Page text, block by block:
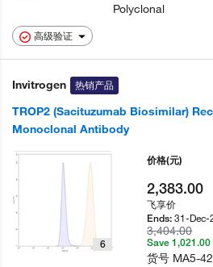
高级验证
Polyclonal
Invitrogen 热销产品
TROP2 (Sacituzumab Biosimilar)
Monoclonal Antibody
6
价格(元)
2,383.00
飞享价
Ends:31-Dec-
3,404.00
Save 1,021.00
货号 MA5-